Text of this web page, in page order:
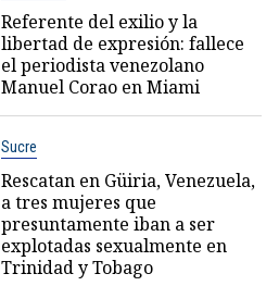
Referente del exilio y la
libertad de expresión: fallece
el periodista venezolano
Manuel Corao en Miami
Sucre
Rescatan en Güiria, Venezuela,
a tres mujeres que
presuntamente iban a ser
explotadas sexualmente en
Trinidad y Tobago